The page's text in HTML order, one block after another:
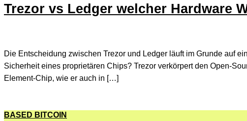
Trezor vs Ledger welcher Hardware
Die Entscheidung zwischen Trezor und Ledger läuft im Grunde auf
Sicherheit eines proprietären Chips? Trezor verkörpert den Open-
Element-Chip, wie er auch in […]
BASED BITCOIN